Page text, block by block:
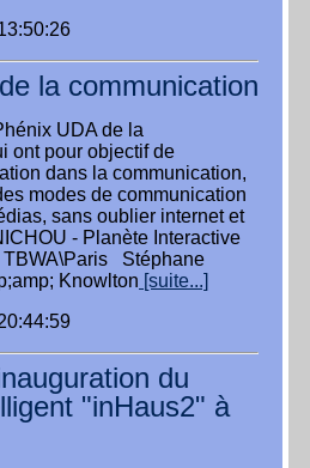
la communication
UDA de la
ont pour objectif de
dans la communication,
modes de communication
sans oublier internet et
- Planète Interactive
TBWA\Paris Stéphane
Knowlton [suite...]
du
"inHaus2" à